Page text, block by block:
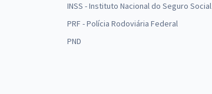
INSS - Instituto Nacional do Seguro Social
PRF - Polícia Rodoviária Federal
PND